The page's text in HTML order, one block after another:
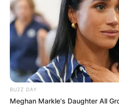
El hombre había sido
planearon la detención, de
BUZZ DAY
Meghan Markle's Daughter All